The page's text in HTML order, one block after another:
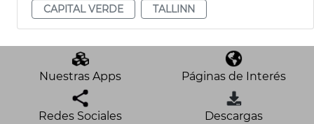
CAPITAL VERDE
TALLINN
Nuestras Apps Páginas de Interés
Redes Sociales Descargas